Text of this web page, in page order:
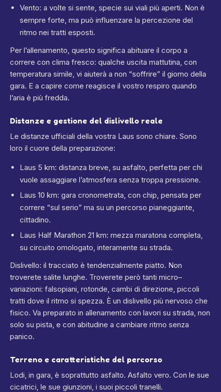
Vento: a volte si sente, specie sui viali più aperti. Non è
sempre forte, ma può influenzare la percezione del
ritmo nei tratti esposti.
Per l’allenamento, questo significa abituare il corpo a
correre con clima fresco: qualche uscita mattutina, con
temperatura simile, vi aiuterà a non “soffrire” il giorno della
gara. E a capire come reagisce il vostro respiro quando
l’aria è più fredda.
Distanze e gestione del dislivello reale
Le distanze ufficiali della vostra Laus sono chiare. Sono
loro il cuore della preparazione:
Laus 5 km: distanza breve, su asfalto, perfetta per chi
vuole assaggiare l’atmosfera senza troppa pressione.
Laus 10 km: gara cronometrata, con chip, pensata per
correre “sul serio” ma su un percorso pianeggiante,
cittadino.
Laus Half Marathon 21 km: mezza maratona completa,
su circuito omologato, interamente su strada.
Dislivello: il tracciato è tendenzialmente piatto. Non
troverete salite lunghe. Troverete però tanti micro–
variazioni: falsopiani, rotonde, cambi di direzione, piccoli
tratti dove il ritmo si spezza. È un dislivello più nervoso che
fisico. Va preparato in allenamento con lavori su strada, non
solo su pista, e con abitudine a cambiare ritmo senza
panico.
Terreno e caratteristiche del percorso
Lodi, in gara, è soprattutto asfalto. Asfalto vero. Con le sue
cicatrici, le sue giunzioni, i suoi piccoli tranelli.